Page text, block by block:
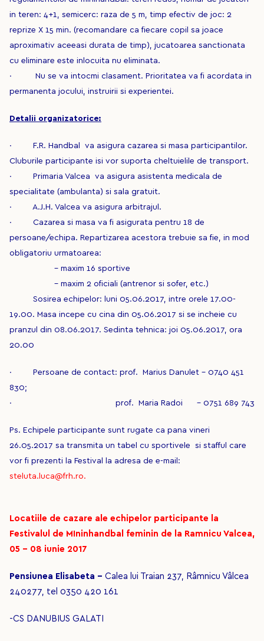
in teren: 4+1, semicerc: raza de 5 m, timp efectiv de joc: 2
reprize X 15 min. (recomandare ca fiecare copil sa joace
aproximativ aceeasi durata de timp), jucatoarea sanctionata
cu eliminare este inlocuita nu eliminata.
· Nu se va intocmi clasament. Prioritatea va fi acordata in
permanenta jocului, instruirii si experientei.
Detalii organizatorice:
· F.R. Handbal va asigura cazarea si masa participantilor.
Cluburile participante isi vor suporta cheltuielile de transport.
· Primaria Valcea va asigura asistenta medicala de
specialitate (ambulanta) si sala gratuit.
· A.J.H. Valcea va asigura arbitrajul.
· Cazarea si masa va fi asigurata pentru 18 de
persoane/echipa. Repartizarea acestora trebuie sa fie, in mod
obligatoriu urmatoarea:
- maxim 16 sportive
- maxim 2 oficiali (antrenor si sofer, etc.)
Sosirea echipelor: luni 05.06.2017, intre orele 17.00-
19.00. Masa incepe cu cina din 05.06.2017 si se incheie cu
pranzul din 08.06.2017. Sedinta tehnica: joi 05.06.2017, ora
20.00
· Persoane de contact: prof. Marius Danulet – 0740 451
830;
· prof. Maria Radoi - 0751 689 743
Ps. Echipele participante sunt rugate ca pana vineri
26.05.2017 sa transmita un tabel cu sportivele si stafful care
vor fi prezenti la Festival la adresa de e-mail:
steluta.luca@frh.ro.
Locatiile de cazare ale echipelor participante la
Festivalul de MIninhandbal feminin de la Ramnicu Valcea,
05 – 08 iunie 2017
Pensiunea Elisabeta - Calea lui Traian 237, Râmnicu Vâlcea
240277, tel 0350 420 161
-CS DANUBIUS GALATI